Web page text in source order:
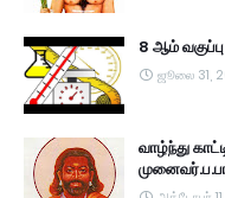
8 ஆம்
ஜூலை 31,
வாழ்ந்து